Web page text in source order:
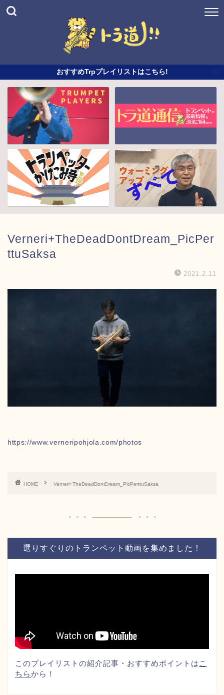
おすすめTrpプレイリストはこちら!
Verneri+TheDeadDontDream_PicPer
ttuSaksa
2021.2.11
https://www.verneripohjola.com/photos
HOME Verneri+TheDeadDontDream_PicPerttuSaksa
選りすぐりのトランペット動画を集めました！
このプレイリストの紹介記事・おすすめポイントは こ
ちらから！